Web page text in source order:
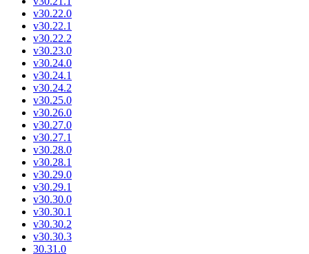
v30.22.0
v30.22.1
v30.22.2
v30.23.0
v30.24.0
v30.24.1
v30.24.2
v30.25.0
v30.26.0
v30.27.0
v30.27.1
v30.28.0
v30.28.1
v30.29.0
v30.29.1
v30.30.0
v30.30.1
v30.30.2
v30.30.3
30.31.0